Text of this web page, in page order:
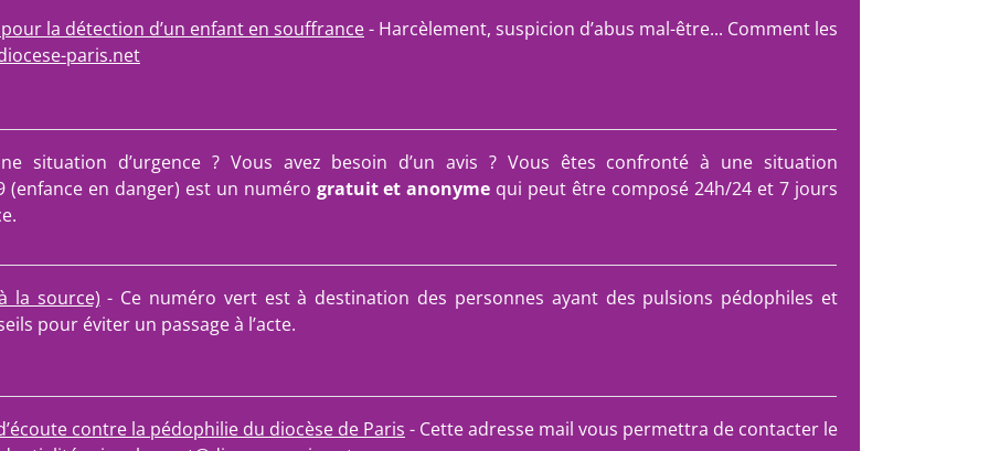
la détection d’un enfant en souffrance- Harcèlement, suspicion d’abus mal-être... Comment les
paris.net
situation d’urgence ? Vous avez besoin d’un avis ? Vous êtes confronté à une situation
(enfance en danger) est un numéro gratuit et anonyme qui peut être composé 24h/24 et 7 jours
la source) - Ce numéro vert est à destination des personnes ayant des pulsions pédophiles et
pour éviter un passage à l’acte.
contre la pédophilie du diocèse de Paris - Cette adresse mail vous permettra de contacter le